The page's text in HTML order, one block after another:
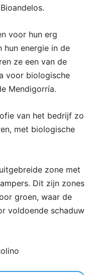
voor hun erg
hun energie in de
ze een van de
voor biologische
Mendigorría.
van het bedrijf zo
met biologische
zone met
Dit zijn zones
groen, waar de
voldoende schaduw